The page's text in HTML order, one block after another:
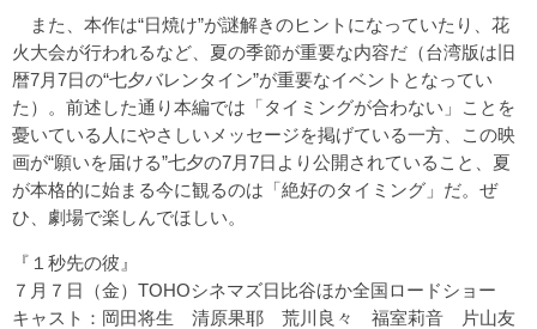
また、本作は“日焼け”が謎解きのヒントになっていたり、花
火大会が行われるなど、夏の季節が重要な内容だ（台湾版は旧
暦7月7日の“七夕バレンタイン”が重要なイベントとなってい
た）。前述した通り本編では「タイミングが合わない」ことを
憂いている人にやさしいメッセージを掲げている一方、この映
画が“願いを届ける”七夕の7月7日より公開されていること、夏
が本格的に始まる今に観るのは「絶好のタイミング」だ。ぜ
ひ、劇場で楽しんでほしい。
『１秒先の彼』
７月７日（金）TOHOシネマズ日比谷ほか全国ロードショー
キャスト：岡田将生 清原果耶 荒川良々 福室莉音 片山友